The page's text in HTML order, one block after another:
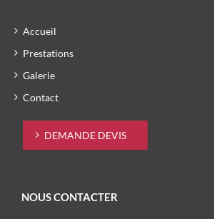
Accueil
Prestations
Galerie
Contact
DEMANDE DEVIS
NOUS CONTACTER